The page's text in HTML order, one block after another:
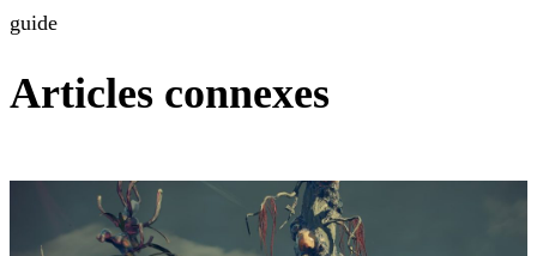
guide
Articles connexes